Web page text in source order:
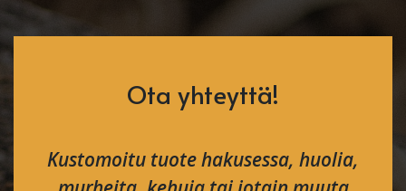
Ota yhteyttä!
Kustomoitu tuote hakusessa, huolia,